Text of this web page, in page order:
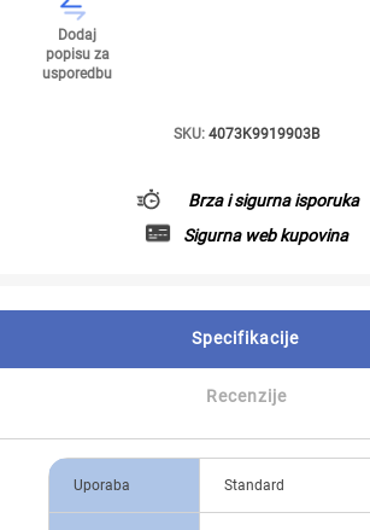
Dodaj
popisu za
usporedbu
SKU: 4073K9919903B
Brza i sigurna isporuka
Sigurna web kupovina
Specifikacije
Recenzije
Uporaba Standard